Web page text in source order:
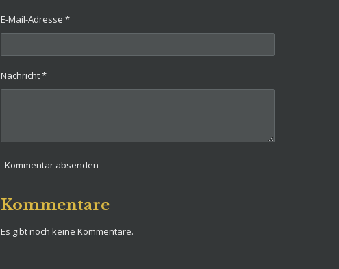
E-Mail-Adresse *
Nachricht *
Kommentar absenden
Kommentare
Es gibt noch keine Kommentare.